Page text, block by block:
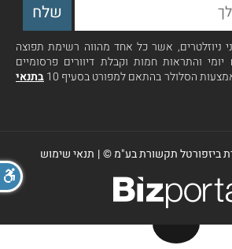
ניוזלטרים, אשר כל אחד מהווה רשימת תפוצה
והתראות חמות וקבלת דיוורים פרסומיים
הסלולר בהתאם למפורט בסעיף 10
בתנאי
ביזפורטל תקשורת בע"מ ©| תנאי שימוש